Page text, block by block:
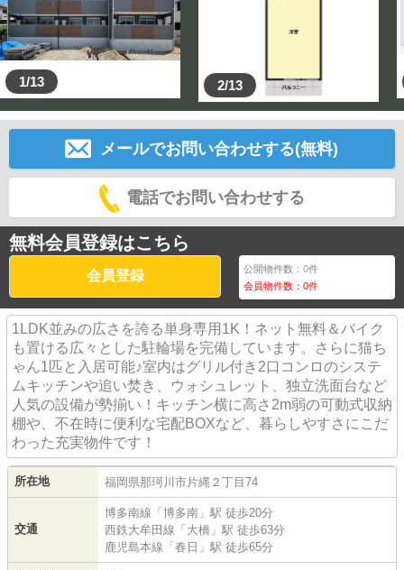
1/13 2/13
メールでお問い合わせする(無料)
電話でお問い合わせする
無料会員登録はこちら
会員登録 公開物件数：0件
会員物件数：0件
1LDK並みの広さを誇る単身専用1K！ネット無料＆バイク
も置ける広々とした駐輪場を完備しています。さらに猫ち
ゃん1匹と入居可能♪室内はグリル付き2口コンロのシステ
ムキッチンや追い焚き、ウォシュレット、独立洗面台など
人気の設備が勢揃い！キッチン横に高さ2m弱の可動式収納
棚や、不在時に便利な宅配BOXなど、暮らしやすさにこだ
わった充実物件です！
所在地 福岡県那珂川市片縄 ２丁目74
交通
博多南線 「 博多南 」駅 徒歩20分
西鉄大牟田線 「 大橋 」駅 徒歩63分
鹿児島本線 「 春日 」駅 徒歩65分